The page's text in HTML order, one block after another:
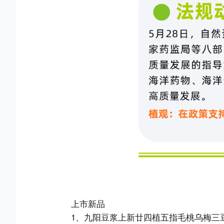
上市新品
1、九阳豆浆上新廿四植五指毛桃乌梅三